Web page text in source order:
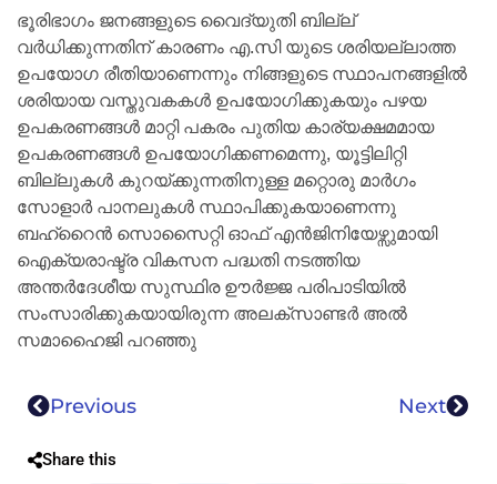
ഭൂരിഭാഗം ജനങ്ങളുടെ വൈദ്യുതി ബില്ല്
വർധിക്കുന്നതിന് കാരണം എ.സി യുടെ ശരിയല്ലാത്ത
ഉപയോഗ രീതിയാണെന്നും നിങ്ങളുടെ സ്ഥാപനങ്ങളിൽ
ശരിയായ വസ്തുവകകൾ ഉപയോഗിക്കുകയും പഴയ
ഉപകരണങ്ങൾ മാറ്റി പകരം പുതിയ കാര്യക്ഷമമായ
ഉപകരണങ്ങൾ ഉപയോഗിക്കണമെന്നു, യൂട്ടിലിറ്റി
ബില്ലുകൾ കുറയ്ക്കുന്നതിനുള്ള മറ്റൊരു മാർഗം
സോളാർ പാനലുകൾ സ്ഥാപിക്കുകയാണെന്നു
ബഹ്റൈൻ സൊസൈറ്റി ഓഫ് എൻജിനിയേഴ്സുമായി
ഐക്യരാഷ്ട്ര വികസന പദ്ധതി നടത്തിയ
അന്തർദേശീയ സുസ്ഥിര ഊർജ്ജ പരിപാടിയിൽ
സംസാരിക്കുകയായിരുന്ന അലക്സാണ്ടർ അൽ
സമാഹൈജി പറഞ്ഞു
Previous Next
Share this